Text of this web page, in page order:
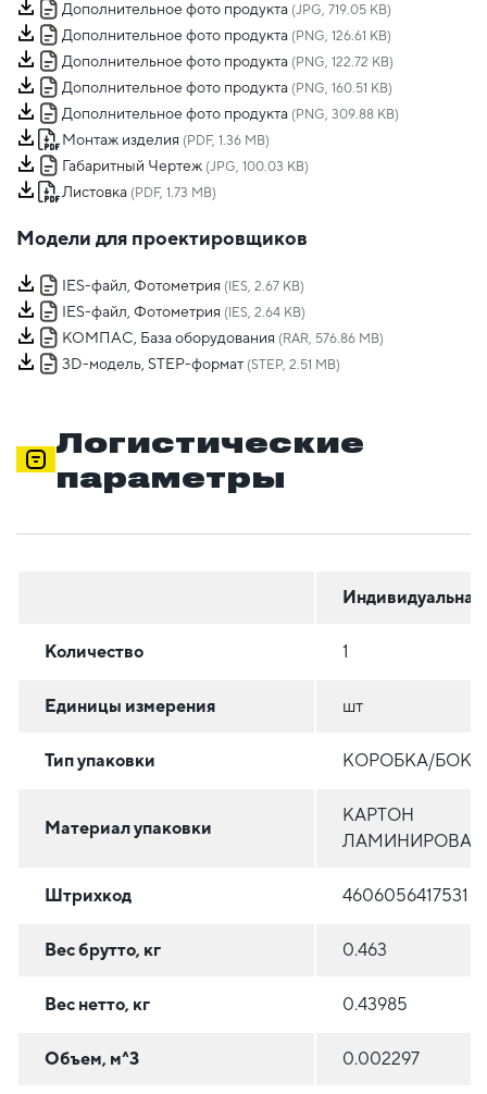
Дополнительное фото продукта (JPG, 719.05 KB)
Дополнительное фото продукта (PNG, 126.61 KB)
Дополнительное фото продукта (PNG, 122.72 KB)
Дополнительное фото продукта (PNG, 160.51 KB)
Дополнительное фото продукта (PNG, 309.88 KB)
Монтаж изделия (PDF, 1.36 MB)
Габаритный Чертеж (JPG, 100.03 KB)
Листовка (PDF, 1.73 MB)
Модели для проектировщиков
IES-файл, Фотометрия (IES, 2.67 KB)
IES-файл, Фотометрия (IES, 2.64 KB)
КОМПАС, База оборудования (RAR, 576.86 MB)
3D-модель, STEP-формат (STEP, 2.51 MB)
Логистические
параметры
Индивидуальная
Количество 1
Единицы измерения шт
Тип упаковки КОРОБКА/БОКС
Материал упаковки
КАРТОН
Штрихкод 4606056417531
Вес брутто, кг 0.463
Вес нетто, кг 0.43985
Объем, м^3 0.002297